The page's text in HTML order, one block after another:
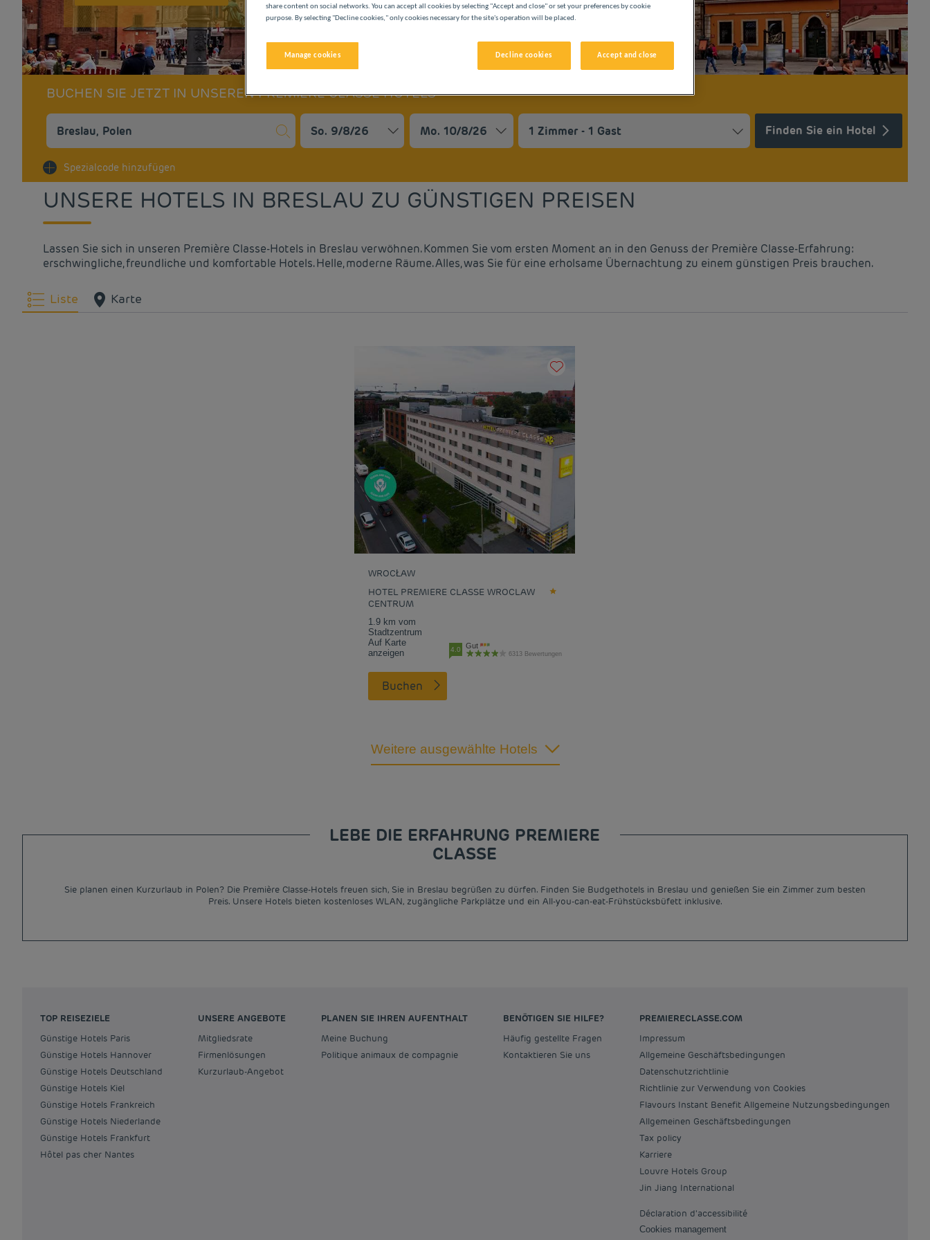
BUCHEN SIE JETZT IN UNSEREN PREMIERE CLASSE HOTELS
Finden Sie ein Hotel
Spezialcode hinzufügen
UNSERE HOTELS IN BRESLAU ZU GÜNSTIGEN PREISEN
Lassen Sie sich in unseren Première Classe-Hotels in Breslau verwöhnen. Kommen Sie vom ersten Moment an in den Genuss der Première Classe-Erfahrung:
erschwingliche, freundliche und komfortable Hotels. Helle, moderne Räume. Alles, was Sie für eine erholsame Übernachtung zu einem günstigen Preis brauchen.
Liste Karte
WROCŁAW
HOTEL PREMIERE CLASSE WROCLAW
CENTRUM
1.9 km vom
Stadtzentrum
Auf Karte
anzeigen
4.0 Gut
6313 Bewertungen
Buchen
Weitere ausgewählte Hotels
LEBE DIE ERFAHRUNG PREMIERE
CLASSE
Sie planen einen Kurzurlaub in Polen? Die Première Classe-Hotels freuen sich, Sie in Breslau begrüßen zu dürfen. Finden Sie Budgethotels in Breslau und genießen Sie ein Zimmer zum besten
Preis. Unsere Hotels bieten kostenloses WLAN, zugängliche Parkplätze und ein All-you-can-eat-Frühstücksbüfett inklusive.
TOP REISEZIELE
Günstige Hotels Paris
Günstige Hotels Hannover
Günstige Hotels Deutschland
Günstige Hotels Kiel
Günstige Hotels Frankreich
Günstige Hotels Niederlande
Günstige Hotels Frankfurt
Hôtel pas cher Nantes
UNSERE ANGEBOTE
Mitgliedsrate
Firmenlösungen
Kurzurlaub-Angebot
PLANEN SIE IHREN AUFENTHALT
Meine Buchung
Politique animaux de compagnie
BENÖTIGEN SIE HILFE?
Häufig gestellte Fragen
Kontaktieren Sie uns
PREMIERECLASSE.COM
Impressum
Allgemeine Geschäftsbedingungen
Datenschutzrichtlinie
Richtlinie zur Verwendung von Cookies
Flavours Instant Benefit Allgemeine Nutzungsbedingungen
Allgemeinen Geschäftsbedingungen
Tax policy
Karriere
Louvre Hotels Group
Jin Jiang International
Déclaration d'accessibilité
Cookies management
share content on social networks. You can accept all cookies by selecting "Accept and close" or set your preferences by cookie
purpose. By selecting "Decline cookies," only cookies necessary for the site's operation will be placed.
Manage cookies Decline cookies Accept and close